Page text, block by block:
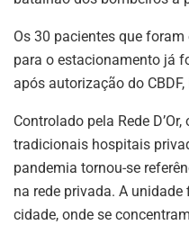
Os 30 pacientes que
para o estacionamento já
após autorização do
Controlado pela Rede
tradicionais hospitais
pandemia tornou-se
na rede privada. A
cidade, onde se